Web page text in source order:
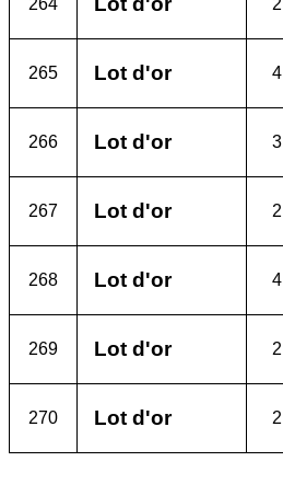
265 Lot d'or
266 Lot d'or
267 Lot d'or
268 Lot d'or
269 Lot d'or
270 Lot d'or